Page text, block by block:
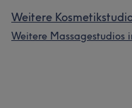
Weitere
Weitere Massagestudios